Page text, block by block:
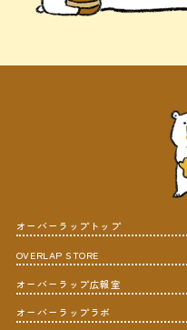
オーバーラップトップ
OVERLAP STORE
オーバーラップ広報室
オーバーラップラボ